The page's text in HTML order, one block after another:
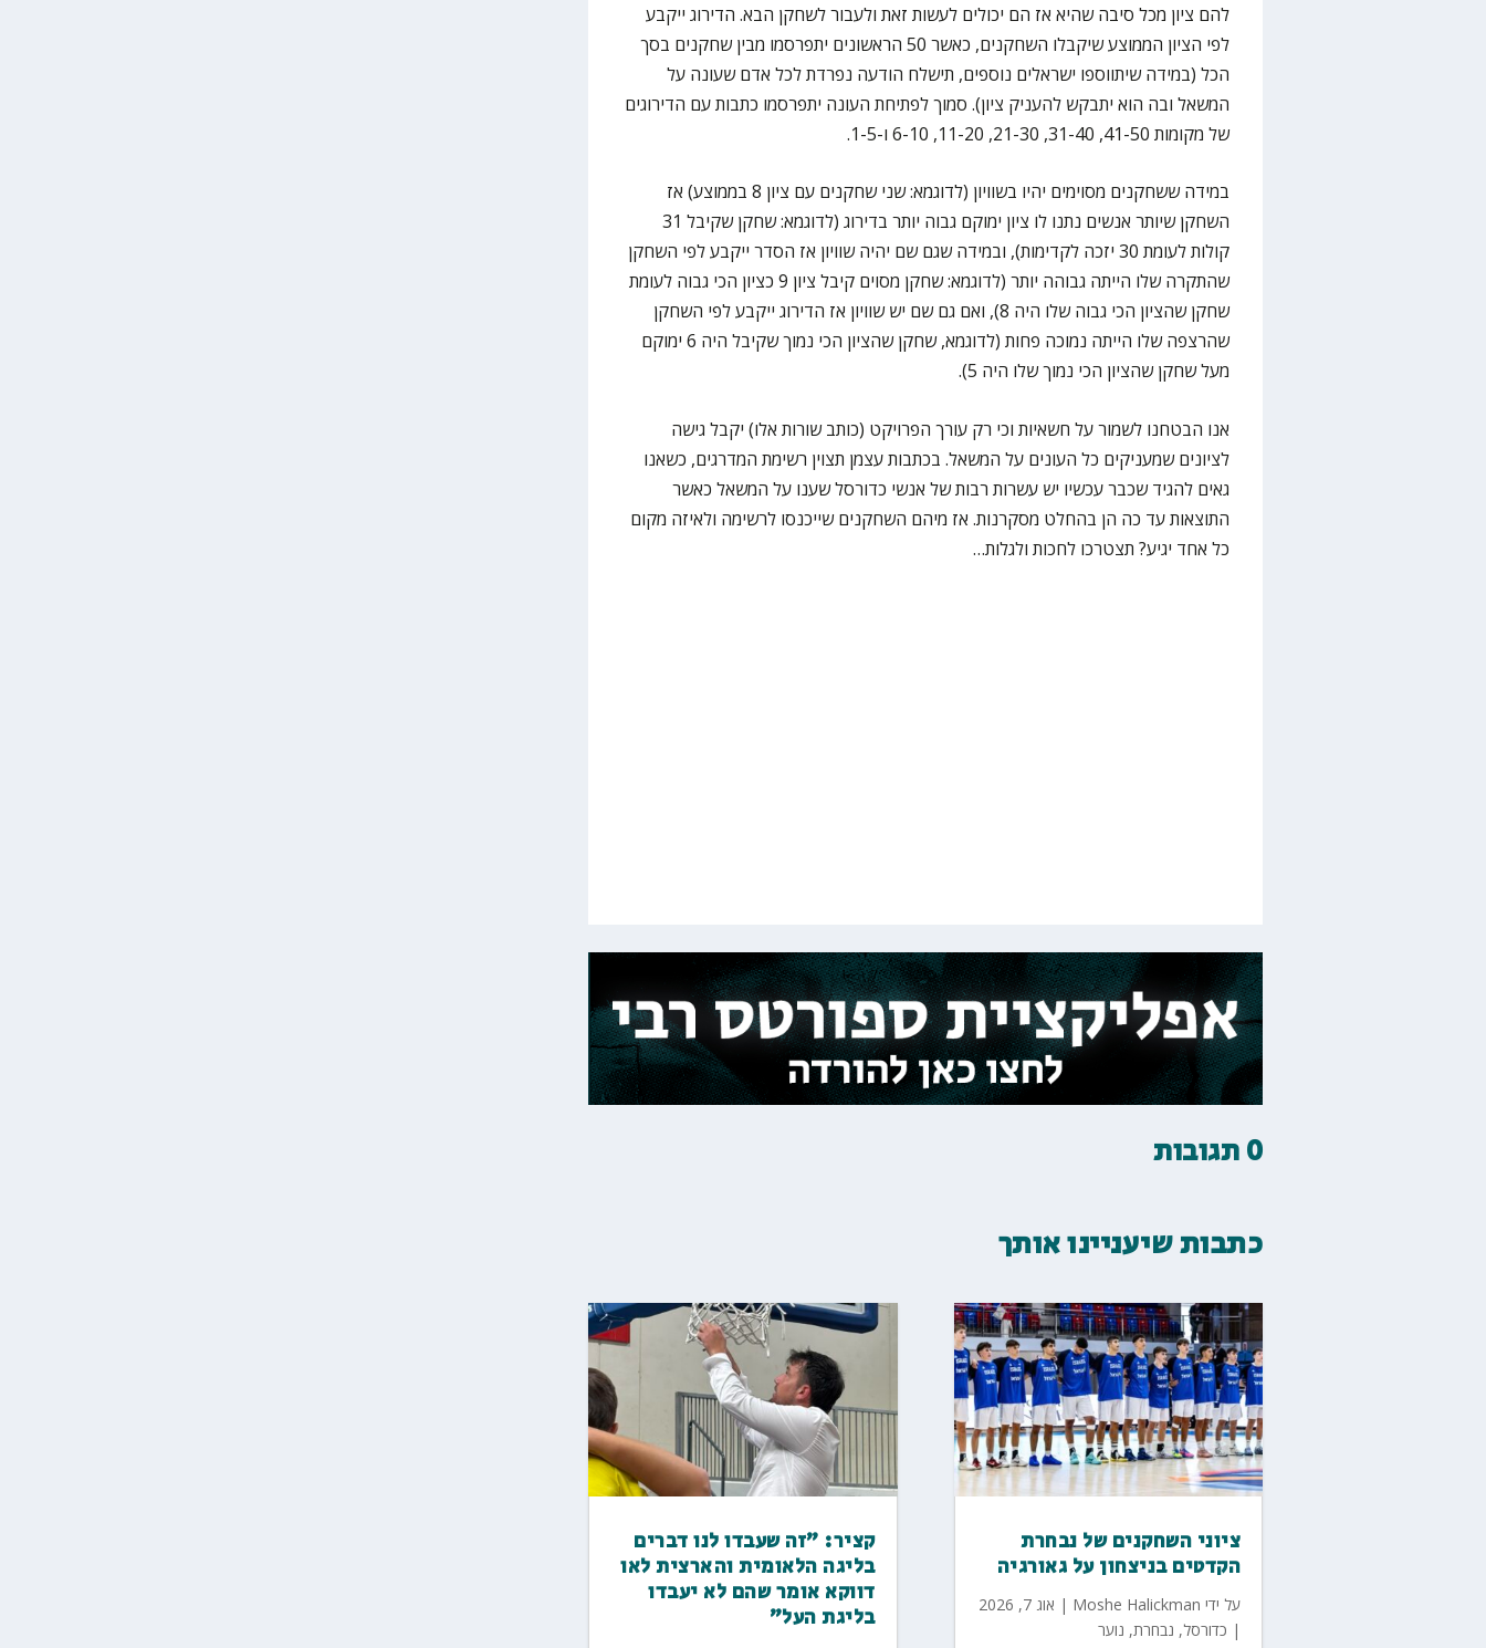
להם ציון מכל סיבה שהיא אז הם יכולים לעשות זאת ולעבור לשחקן הבא. הדירוג ייקבע
לפי הציון הממוצע שיקבלו השחקנים, כאשר 50 הראשונים יתפרסמו מבין שחקנים בסך
הכל (במידה שיתווספו ישראלים נוספים, תישלח הודעה נפרדת לכל אדם שעונה על
המשאל ובה הוא יתבקש להעניק ציון). סמוך לפתיחת העונה יתפרסמו כתבות עם הדירוגים
של מקומות 41-50, 31-40, 21-30, 11-20, 6-10 ו-1-5.
במידה ששחקנים מסוימים יהיו בשוויון (לדוגמא: שני שחקנים עם ציון 8 בממוצע) אז
השחקן שיותר אנשים נתנו לו ציון ימוקם גבוה יותר בדירוג (לדוגמא: שחקן שקיבל 31
קולות לעומת 30 יזכה לקדימות), ובמידה שגם שם יהיה שוויון אז הסדר ייקבע לפי השחקן
שהתקרה שלו הייתה גבוהה יותר (לדוגמא: שחקן מסוים קיבל ציון 9 כציון הכי גבוה לעומת
שחקן שהציון הכי גבוה שלו היה 8), ואם גם שם יש שוויון אז הדירוג ייקבע לפי השחקן
שהרצפה שלו הייתה נמוכה פחות (לדוגמא, שחקן שהציון הכי נמוך שקיבל היה 6 ימוקם
מעל שחקן שהציון הכי נמוך שלו היה 5).
אנו הבטחנו לשמור על חשאיות וכי רק עורך הפרויקט (כותב שורות אלו) יקבל גישה
לציונים שמעניקים כל העונים על המשאל. בכתבות עצמן תצוין רשימת המדרגים, כשאנו
גאים להגיד שכבר עכשיו יש עשרות רבות של אנשי כדורסל שענו על המשאל כאשר
התוצאות עד כה הן בהחלט מסקרנות. אז מיהם השחקנים שייכנסו לרשימה ולאיזה מקום
כל אחד יגיע? תצטרכו לחכות ולגלות…
0 תגובות
כתבות שיעניינו אותך
קציר: "זה שעבדו לנו דברים
בליגה הלאומית והארצית לאו
דווקא אומר שהם לא יעבדו
בליגת העל"
ציוני השחקנים של נבחרת
הקדטים בניצחון על גאורגיה
על ידי Moshe Halickman
| אוג 7, 2026
| כדורסל, נבחרת, נוער